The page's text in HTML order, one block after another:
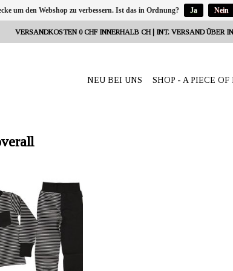
VERSANDKOSTEN 0 CHF INNERHALB CH | INT. VERSAND ÜBER
NEU BEI UNS SHOP - A PIECE
Schweiz
Pyjama schwarz/weiss
Der weiche
angenehm an der Haut.
62/68 - 146/152 cm.
um den Webshop zu verbessern. Ist das in Ordnung? Ja Nein